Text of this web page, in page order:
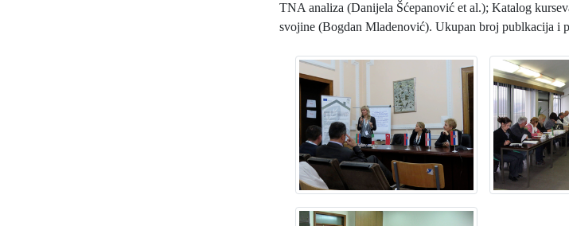
TNA analiza (Danijela Šćepanović et al.); Katalog
svojine (Bogdan Mladenović). Ukupan broj publkacija i